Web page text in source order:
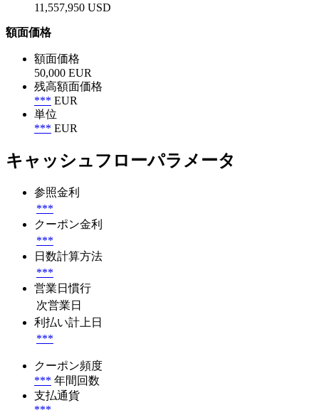
11,557,950 USD
額面価格
額面価格
50,000 EUR
残高額面価格
*** EUR
単位
*** EUR
キャッシュフローパラメータ
参照金利
***
クーポン金利
***
日数計算方法
***
営業日慣行
次営業日
利払い計上日
***
クーポン頻度
*** 年間回数
支払通貨